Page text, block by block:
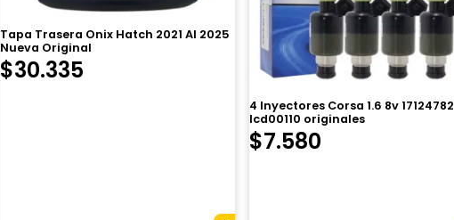
Tapa Trasera Onix Hatch 2021 Al 2025
Nueva Original
$30.335
4 Inyectores Corsa 1.6 8v 17124782
Icd00110 originales
$7.580